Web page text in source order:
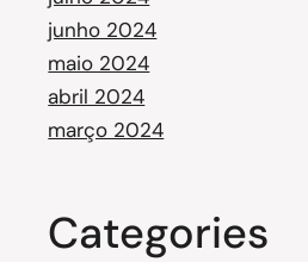
junho 2024
maio 2024
abril 2024
março 2024
Categories